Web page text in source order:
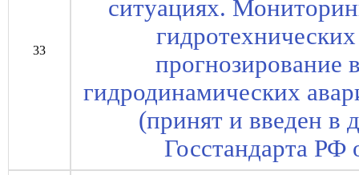
33
ситуациях.
прогнозирование
гидродинамических
(принят и введен в
Госстандарта РФ